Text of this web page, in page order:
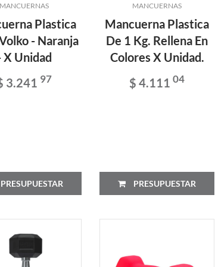
MANCUERNAS
Plastica
- Naranja
X Unidad
3.241 97
PRESUPUESTAR
MANCUERNAS
Mancuerna Plastica
De 1 Kg. Rellena En
Colores X Unidad.
$ 4.11104
PRESUPUESTAR